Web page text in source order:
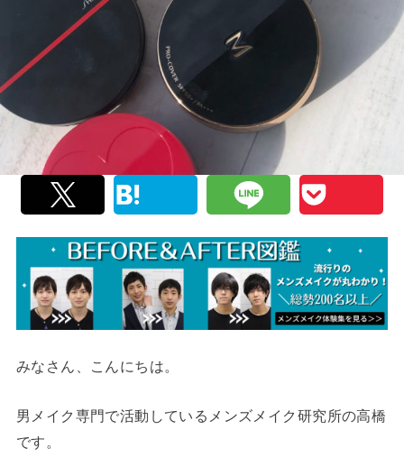
みなさん、こんにちは。
男メイク専門で活動しているメンズメイク研究所の高橋
です。